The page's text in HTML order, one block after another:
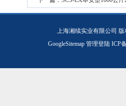
上海湘续实业有限公司
GoogleSitemap 管理登陆ICP